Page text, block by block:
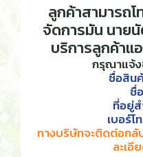
ลูกค้าสามารถ
จัดการมัน นาย
บริการลูกค้าแ
กรุณาแจ้
ชื่อสิน
ชื่
ที่อยู่
เบอร์
ทางบริษัทจะติดต่อกลั
ละเอี